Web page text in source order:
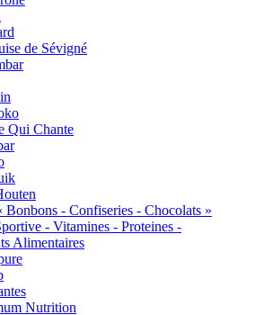
de Sévigné
Qui Chante
Bonbons - Confiseries - Chocolats »
- Vitamines - Proteines -
Alimentaires
Nutrition